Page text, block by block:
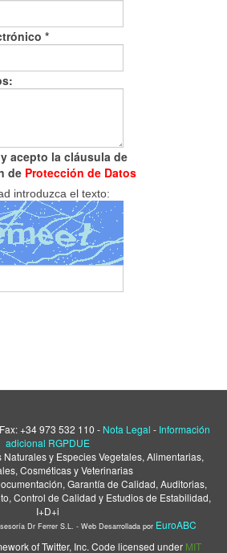
*
acepto la cláusula de
de Protección de Datos
introduzca el texto:
+34 973 532 110 - Nota Legal - Información
adicional RGPDUE
y Especies Vegetales, Alimentarias,
Cosméticas y Veterinarias
Garantía de Calidad, Auditorias,
Control de Calidad y Estudios de Estabilidad,
I+D+i
Dr Ferrer S.L. - Web Desarrollada por EuroABC
of Twitter, Inc. Code licensed under MIT